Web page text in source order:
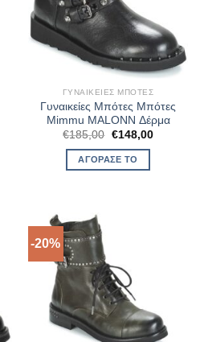
ΓΥΝΑΙΚΕΊΕΣ ΜΠΌΤΕΣ
Γυναικείες Μπότες Μπότες
Mimmu MALONN Δέρμα
€185,00 Original
was:
€185,00.
€148,00Η
ΑΓΌΡΑΣΈ ΤΟ
-20%